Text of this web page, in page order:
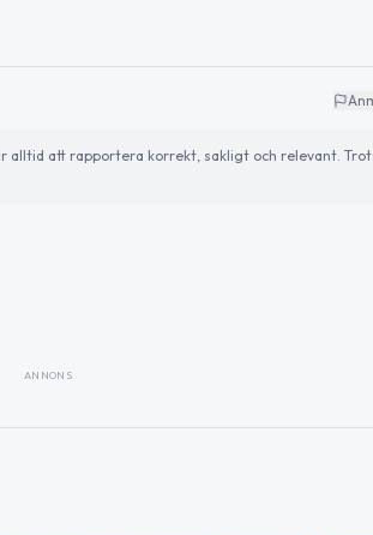
alltid att rapportera korrekt, sakligt och relevant.
ANNONS